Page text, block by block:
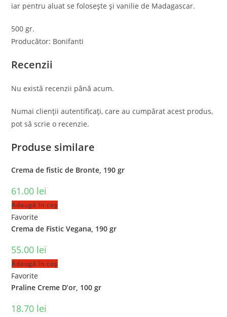
iar pentru aluat se foloseşte şi vanilie de Madagascar.
500 gr.
Producător: Bonifanti
Recenzii
Nu există recenzii până acum.
Numai clienții autentificați, care au cumpărat acest produs,
pot să scrie o recenzie.
Produse similare
Crema de fistic de Bronte, 190 gr
61.00 lei
Adaugă în coș
Favorite
Crema de Fistic Vegana, 190 gr
55.00 lei
Adaugă în coș
Favorite
Praline Creme D’or, 100 gr
18.70 lei